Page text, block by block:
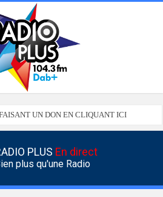
UN DON EN CLIQUANT ICI
PLUS En direct
plus qu'une Radio